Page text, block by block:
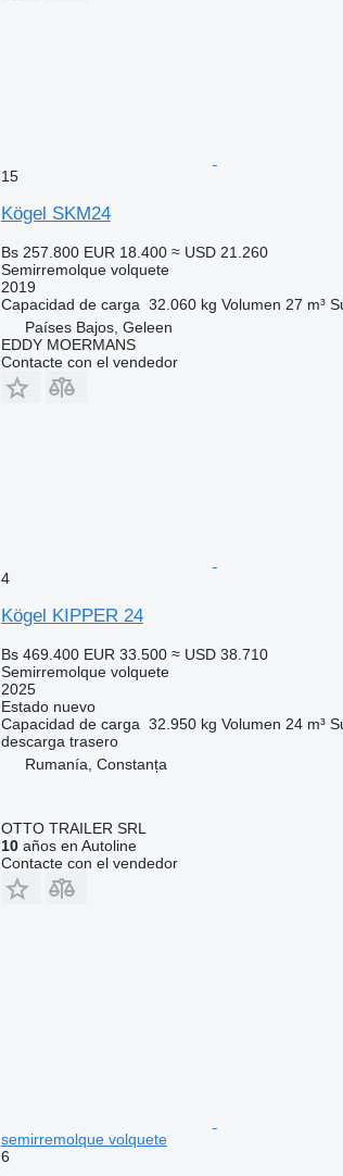
15
Kögel SKM24
Bs 257.800 EUR 18.400 ≈ USD 21.260
Semirremolque volquete
2019
Capacidad de carga 32.060 kg Volumen 27 m³
Países Bajos, Geleen
EDDY MOERMANS
Contacte con el vendedor
4
Kögel KIPPER 24
Bs 469.400 EUR 33.500 ≈ USD 38.710
Semirremolque volquete
2025
Estadonuevo
Capacidad de carga 32.950 kg Volumen 24 m³
descarga trasero
Rumanía, Constanța
OTTO TRAILER SRL
10años en Autoline
Contacte con el vendedor
semirremolque volquete
6